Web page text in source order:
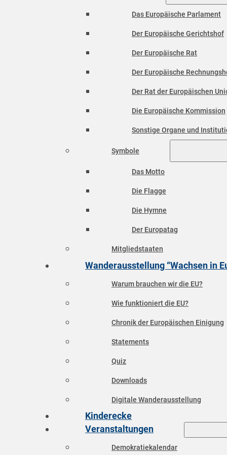
Das Europäische Parlament
Der Europäische Gerichtshof
Der Europäische Rat
Der Europäische
Der Rat der Europäischen
Die Europäische Kommission
Sonstige Organe und
Symbole
Das Motto
Die Flagge
Die Hymne
Der Europatag
Mitgliedstaaten
Wanderausstellung “Wachsen in
Warum brauchen wir die EU?
Wie funktioniert die EU?
Chronik der Europäischen Einigung
Statements
Quiz
Downloads
Digitale Wanderausstellung
Kinderecke
Veranstaltungen
Demokratiekalendar